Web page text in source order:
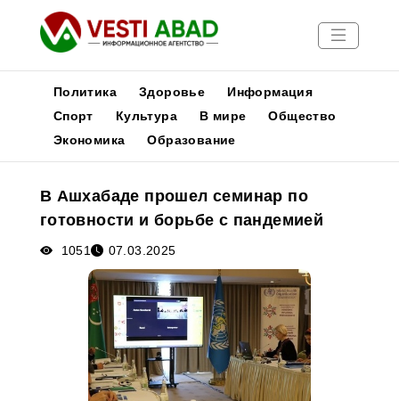
Новости
Медиа
Афиша
Политика Здоровье
Информация
Спорт
Культура В мире
Общество
Экономика
Образование
В Ашхабаде прошел семинар по
готовности и борьбе с пандемией
1051 07.03.2025